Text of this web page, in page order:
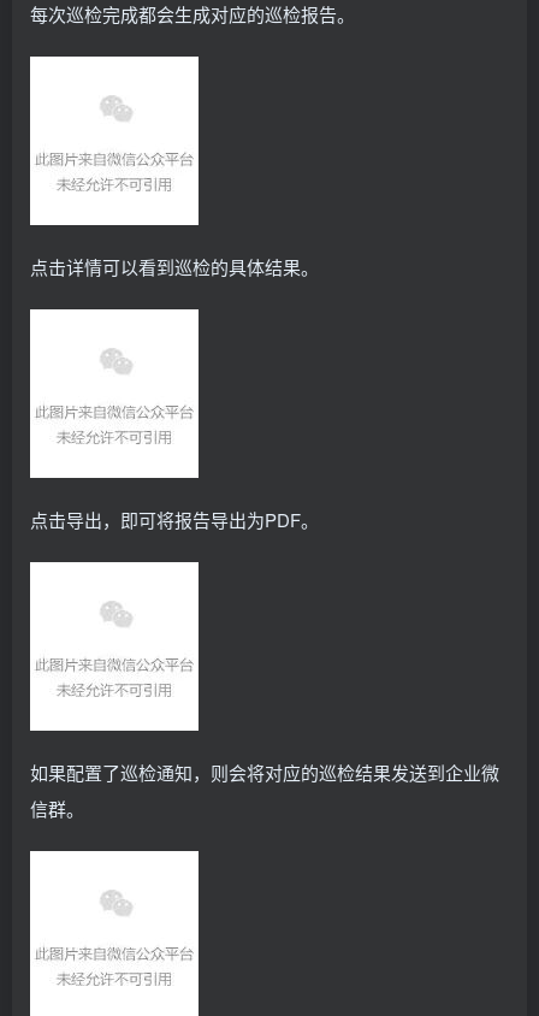
每次巡检完成都会生成对应的巡检报告。
点击详情可以看到巡检的具体结果。
点击导出，即可将报告导出为PDF。
如果配置了巡检通知，则会将对应的巡检结果发送到企业微
信群。